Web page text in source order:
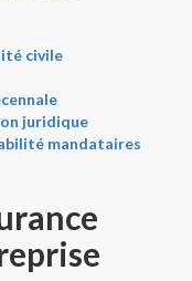
civile
juridique
mandataires